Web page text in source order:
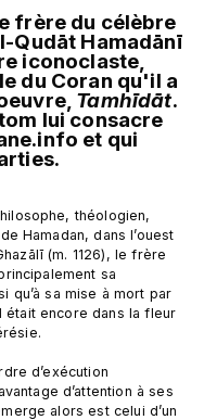
Elève d’Ahmed al Ghazali, le frère du célèbre
Qudāt Hamadānī
iconoclaste,
du Coran qu'il a
Tamhīdāt .
lui consacre
et qui
théologien,
Hamadan, dans l’ouest
(m. 1126), le frère
sa
qu’à sa mise à mort par
était encore dans la fleur
d’exécution
d’attention à ses
alors est celui d’un